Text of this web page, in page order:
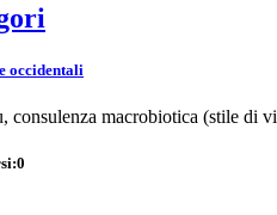
occidentali
consulenza macrobiotica (stile
0